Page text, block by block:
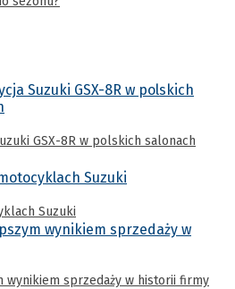
GSX-8R w polskich salonach
Suzuki
wynikiem sprzedaży w historii firmy